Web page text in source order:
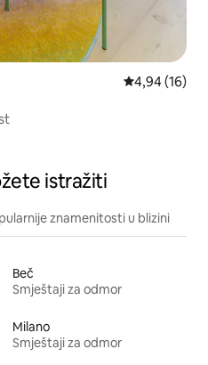
Prosječna
4,94 (16)
istražiti
znamenitosti u blizini
Beč
Smještaji za odmor
Milano
Smještaji za odmor